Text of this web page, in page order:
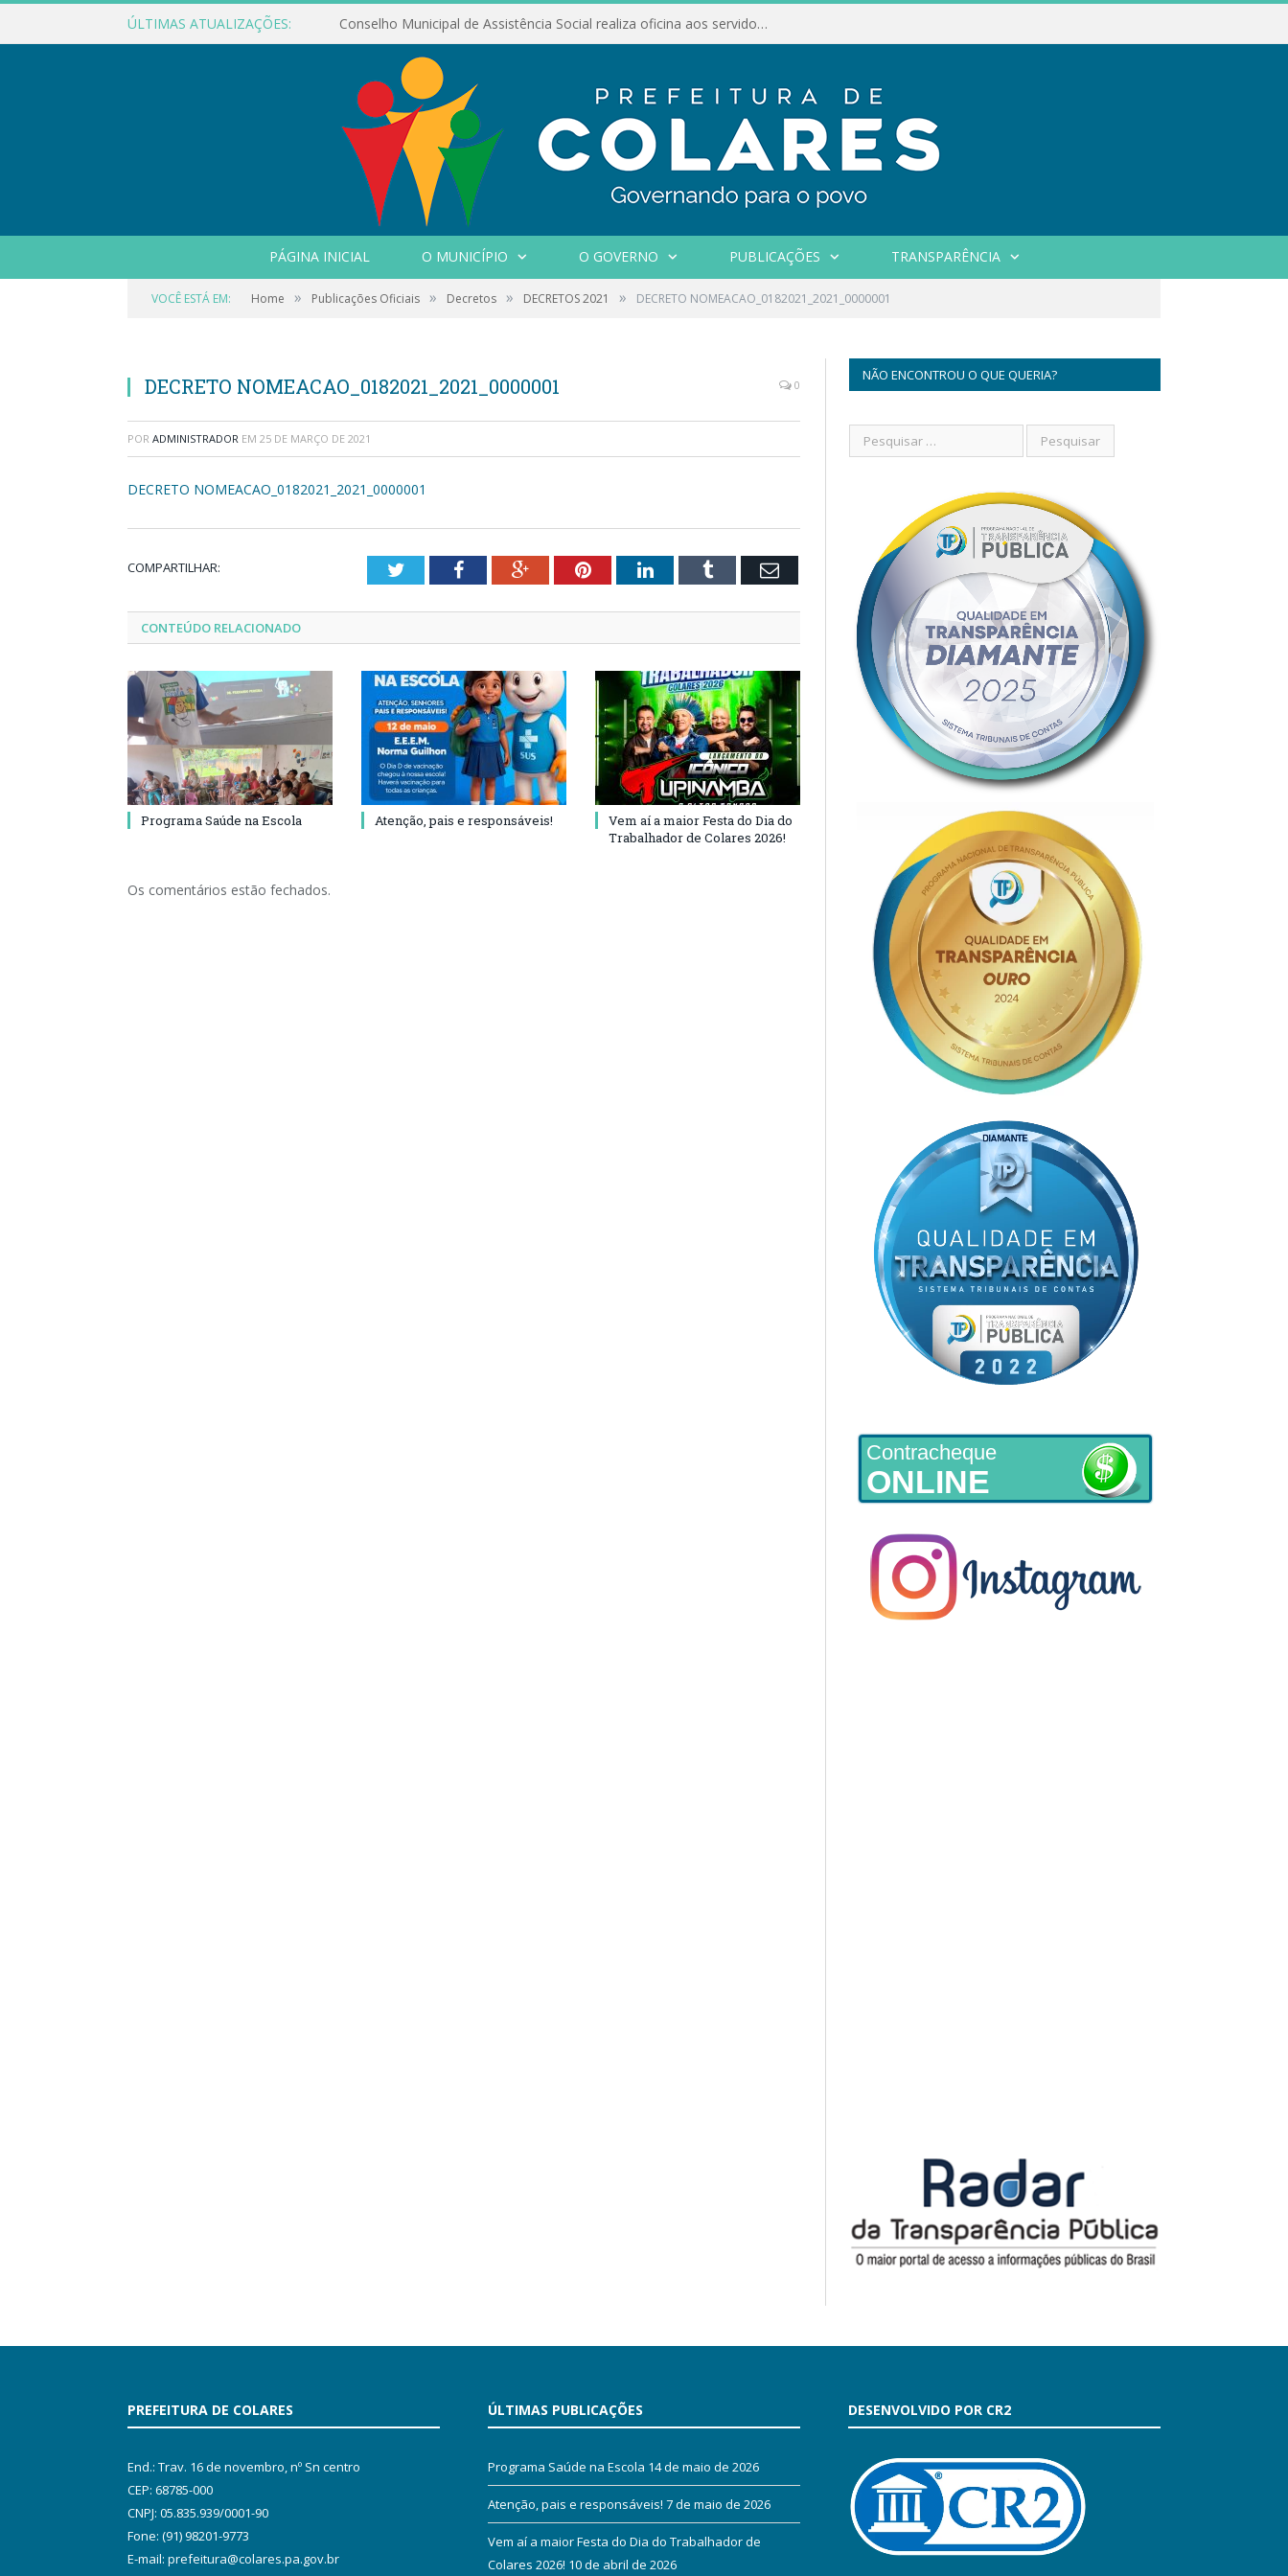
ÚLTIMAS ATUALIZAÇÕES: Conselho Municipal de Assistência Social realiza oficina aos servidores
PÁGINA INICIAL O MUNICÍPIO O GOVERNO PUBLICAÇÕES TRANSPARÊNCIA
VOCÊ ESTÁ EM: Home » Publicações Oficiais » Decretos » DECRETOS 2021 » DECRETO NOMEACAO_0182021_2021_0000001
DECRETO NOMEACAO_0182021_2021_0000001 0
POR ADMINISTRADOR EM 25 DE MARÇO DE 2021
DECRETO NOMEACAO_0182021_2021_0000001
COMPARTILHAR: TwitterFacebookGoogle+PinterestLinkedInTumblr Email
CONTEÚDO RELACIONADO
Programa Saúde na Escola Atenção, pais e responsáveis!
Vem aí a maior Festa do Dia do
Trabalhador de Colares 2026!
Os comentários estão fechados.
NÃO ENCONTROU O QUE QUERIA?
Contracheque
ONLINE
PREFEITURA DE COLARES
End.: Trav. 16 de novembro, nº Sn centro
CEP: 68785-000
CNPJ: 05.835.939/0001-90
Fone: (91) 98201-9773
E-mail: prefeitura@colares.pa.gov.br
ÚLTIMAS PUBLICAÇÕES
Programa Saúde na Escola 14 de maio de 2026
Atenção, pais e responsáveis! 7 de maio de 2026
Vem aí a maior Festa do Dia do Trabalhador de
Colares 2026! 10 de abril de 2026
DESENVOLVIDO POR CR2